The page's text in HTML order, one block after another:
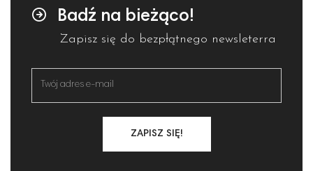
Badź na bieżąco!
Zapisz się do bezpłątnego newsleterra
ZAPISZ SIĘ!